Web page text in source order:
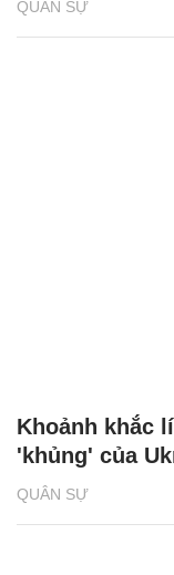
QUÂN SỰ
QUÂN SỰ
Khoảnh khắc
'khủng' của